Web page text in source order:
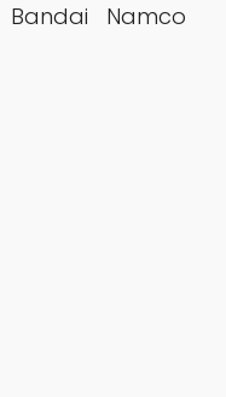
Bandai Namco